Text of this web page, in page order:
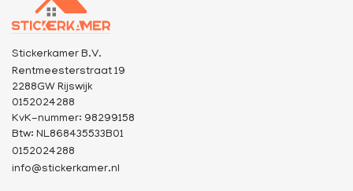
Stickerkamer B.V.
Rentmeesterstraat 19
2288GW Rijswijk
0152024288
KvK-nummer: 98299158
Btw: NL868435533B01
0152024288
info@stickerkamer.nl